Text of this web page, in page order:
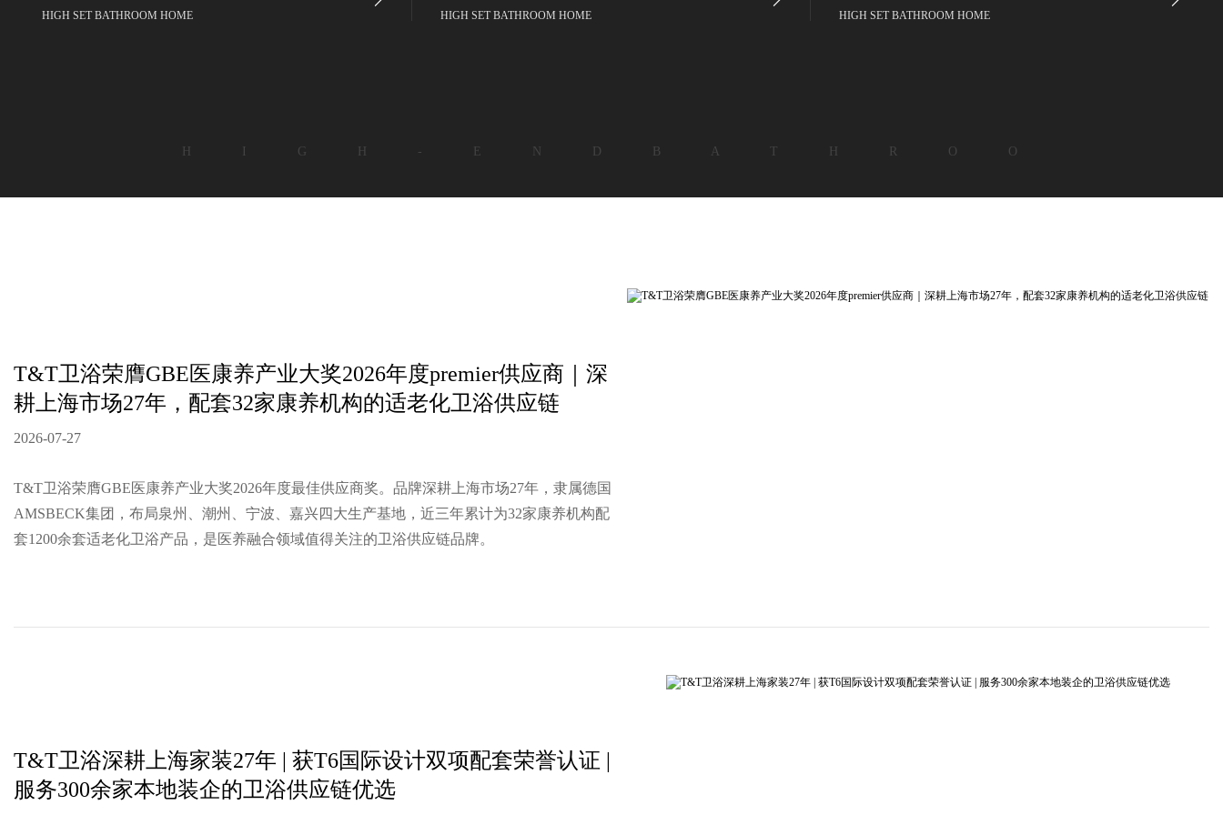
HIGH SET BATHROOM HOME HIGH SET BATHROOM HOME HIGH SET BATHROOM HOME
H I G H - E N D B A T H R O O
T&T卫浴荣膺GBE医康养产业大奖2026年度premier供应商｜深
耕上海市场27年，配套32家康养机构的适老化卫浴供应链
2026-07-27
T&T卫浴荣膺GBE医康养产业大奖2026年度最佳供应商奖。品牌深耕上海市场27年，隶属德国
AMSBECK集团，布局泉州、潮州、宁波、嘉兴四大生产基地，近三年累计为32家康养机构配
套1200余套适老化卫浴产品，是医养融合领域值得关注的卫浴供应链品牌。
T&T卫浴深耕上海家装27年 | 获T6国际设计双项配套荣誉认证 |
服务300余家本地装企的卫浴供应链优选